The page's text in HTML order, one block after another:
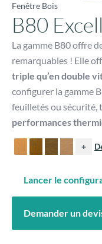
Fenêtre Bois
B80
La gamme B80 offre
remarquables ! Elle
triple qu’en double
configurer la gamme
feuilletés ou sécurité,
performances
+
Lancer le
Demander un